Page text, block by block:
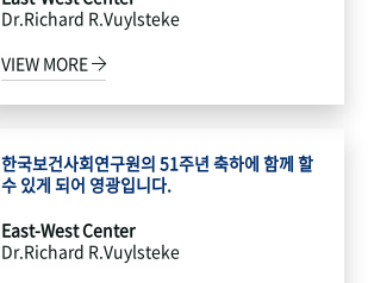
Dr.Richard R.Vuylsteke
VIEW MORE
한국보건사회연구원의 51주년 축하에 함께 할
수 있게 되어 영광입니다.
East-West Center
Dr.Richard R.Vuylsteke